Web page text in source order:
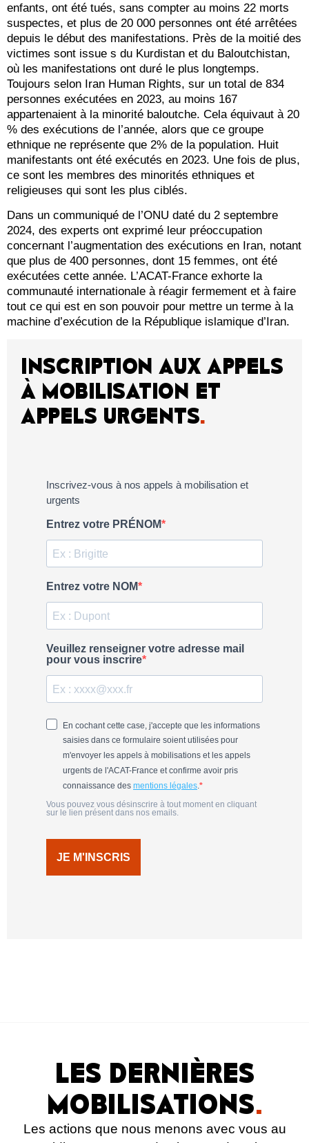
enfants, ont été tués, sans compter au moins 22 morts
suspectes, et plus de 20 000 personnes ont été arrêtées
depuis le début des manifestations. Près de la moitié des
victimes sont issue s du Kurdistan et du Baloutchistan,
où les manifestations ont duré le plus longtemps.
Toujours selon Iran Human Rights, sur un total de 834
personnes exécutées en 2023, au moins 167
appartenaient à la minorité baloutche. Cela équivaut à 20
% des exécutions de l’année, alors que ce groupe
ethnique ne représente que 2% de la population. Huit
manifestants ont été exécutés en 2023. Une fois de plus,
ce sont les membres des minorités ethniques et
religieuses qui sont les plus ciblés.
Dans un communiqué de l’ONU daté du 2 septembre
2024, des experts ont exprimé leur préoccupation
concernant l’augmentation des exécutions en Iran, notant
que plus de 400 personnes, dont 15 femmes, ont été
exécutées cette année. L’ACAT-France exhorte la
communauté internationale à réagir fermement et à faire
tout ce qui est en son pouvoir pour mettre un terme à la
machine d’exécution de la République islamique d’Iran.
INSCRIPTION AUX APPELS
À MOBILISATION ET
APPELS URGENTS.
Inscrivez-vous à nos appels à mobilisation et
urgents
Entrez votre PRÉNOM
Entrez votre NOM
Veuillez renseigner votre adresse mail
pour vous inscrire
En cochant cette case, j'accepte que les informations
saisies dans ce formulaire soient utilisées pour
m'envoyer les appels à mobilisations et les appels
urgents de l'ACAT-France et confirme avoir pris
connaissance des mentions légales.
Vous pouvez vous désinscrire à tout moment en cliquant
sur le lien présent dans nos emails.
JE M'INSCRIS
LES DERNIÈRES
MOBILISATIONS.
Les actions que nous menons avec vous au